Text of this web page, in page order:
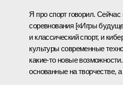
Я про спорт говорил.
соревнования [«Игры
и классический спорт, и
культуры современные
какие-то новые
основанные на творчестве,